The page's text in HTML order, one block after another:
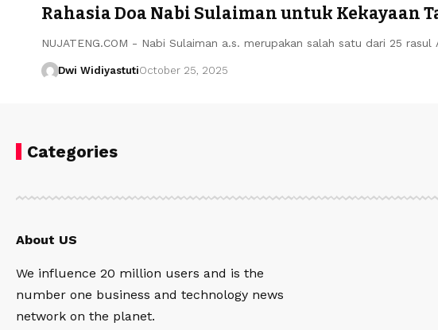
Rahasia Doa Nabi Sulaiman untuk Kekayaan
NUJATENG.COM - Nabi Sulaiman a.s. merupakan salah satu dari 25 rasul
Dwi WidiyastutiOctober 25, 2025
Categories
About US
We influence 20 million users and is the
number one business and technology news
network on the planet.